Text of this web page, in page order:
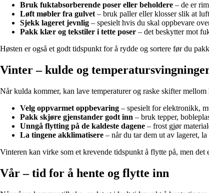
Bruk fuktabsorberende poser eller beholdere – de er
Løft møbler fra gulvet– bruk paller eller klosser slik at
Sjekk lageret jevnlig – spesielt hvis du skal oppbevare
Pakk klær og tekstiler i tette poser – det beskytter mot
Høsten er også et godt tidspunkt for å rydde og sortere før du
Vinter – kulde og
Når kulda kommer, kan lave temperaturer og raske skifter
Velg oppvarmet oppbevaring – spesielt for elektronikk,
Pakk skjøre gjenstander godt inn – bruk tepper,
Unngå flytting på de kaldeste dagene – frost gjør
La tingene akklimatisere – når du tar dem ut av lageret,
Vinteren kan virke som et krevende tidspunkt å flytte på, men det
Vår – tid for å hente og flytte inn